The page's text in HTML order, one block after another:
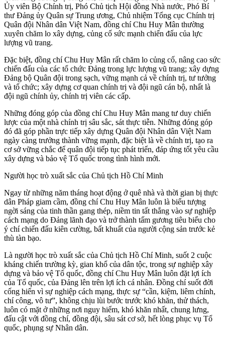
Ủy viên Bộ Chính trị, Phó Chủ tịch Hội đồng Nhà nước, Phó Bí
thư Đảng ủy Quân sự Trung ương, Chủ nhiệm Tổng cục Chính trị
Quân đội Nhân dân Việt Nam, đồng chí Chu Huy Mân thường
xuyên chăm lo xây dựng, củng cố sức mạnh chiến đấu của lực
lượng vũ trang.
Đặc biệt, đồng chí Chu Huy Mân rất chăm lo củng cố, nâng cao sức
chiến đấu của các tổ chức Đảng trong lực lượng vũ trang; xây dựng
Đảng bộ Quân đội trong sạch, vững mạnh cả về chính trị, tư tưởng
và tổ chức; xây dựng cơ quan chính trị và đội ngũ cán bộ, nhất là
đội ngũ chính ủy, chính trị viên các cấp.
Những đóng góp của đồng chí Chu Huy Mân mang tư duy chiến
lược của một nhà chính trị sâu sắc, sát thực tiễn. Những đóng góp
đó đã góp phần trực tiếp xây dựng Quân đội Nhân dân Việt Nam
ngày càng trưởng thành vững mạnh, đặc biệt là về chính trị, tạo ra
cơ sở vững chắc để quân đội tiếp tục phát triển, đáp ứng tốt yêu cầu
xây dựng và bảo vệ Tổ quốc trong tình hình mới.
Người học trò xuất sắc của Chủ tịch Hồ Chí Minh
Ngay từ những năm tháng hoạt động ở quê nhà và thời gian bị thực
dân Pháp giam cầm, đồng chí Chu Huy Mân luôn là biểu tượng
ngời sáng của tinh thần gang thép, niềm tin tất thắng vào sự nghiệp
cách mạng do Đảng lãnh đạo và trở thành tấm gương tiêu biểu cho
ý chí chiến đấu kiên cường, bất khuất của người cộng sản trước kẻ
thù tàn bạo.
Là người học trò xuất sắc của Chủ tịch Hồ Chí Minh, suốt 2 cuộc
kháng chiến trường kỳ, gian khổ của dân tộc, trong sự nghiệp xây
dựng và bảo vệ Tổ quốc, đồng chí Chu Huy Mân luôn đặt lợi ích
của Tổ quốc, của Đảng lên trên lợi ích cá nhân. Đồng chí suốt đời
cống hiến vì sự nghiệp cách mạng, thực sự “cần, kiệm, liêm chính,
chí công, vô tư”, không chịu lùi bước trước khó khăn, thử thách,
luôn có mặt ở những nơi nguy hiểm, khó khăn nhất, chung lưng,
đấu cật với đồng chí, đồng đội, sâu sát cơ sở, hết lòng phục vụ Tổ
quốc, phụng sự Nhân dân.